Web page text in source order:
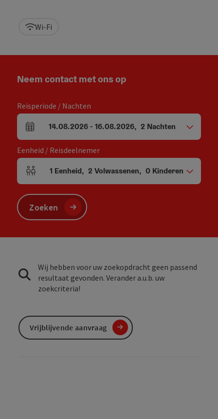
Wi-Fi
Neem contact met ons op
Reisperiode / Nachten
Velden voor aankomst en vertrek
14.08.2026- 16.08.2026, 2 Nachten
Eenheid / Reisdeelnemer
Aantal eenheden en persoonsvelden
1 Eenheid, 2 Volwassenen, 0 Kinderen
Zoeken
Wij hebben voor uw zoekopdracht geen passend
resultaat gevonden. Verander a.u.b. uw
zoekcriteria!
Vrijblijvende aanvraag